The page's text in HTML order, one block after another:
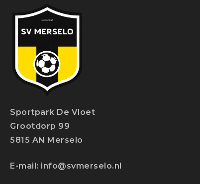
Sportpark De Vloet
Grootdorp 99
5815 AN Merselo
E-mail: info@svmerselo.nl